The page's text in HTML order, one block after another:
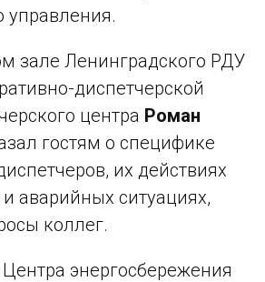
управления.
зале Ленинградского РДУ
диспетчерской
центра Роман
гостям о специфике
их действиях
аварийных ситуациях,
коллег.
энергосбережения